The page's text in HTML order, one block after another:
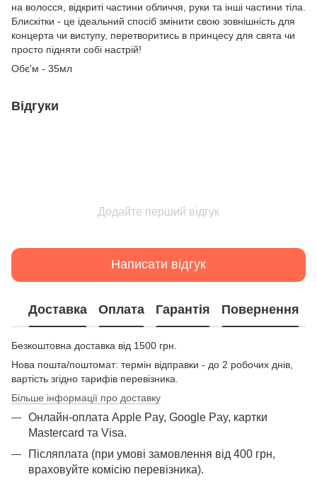
на волосся, відкриті частини обличчя, руки та інші частини тіла.
Блискітки - це ідеальний спосіб змінити свою зовнішність для
концерта чи виступу, перетворитись в принцесу для свята чи
просто підняти собі настрій!
Обє'м - 35мл
Відгуки
Додайте перший відгук
Написати відгук
Доставка Оплата Гарантія Повернення
Безкоштовна доставка від 1500 грн.
Нова пошта/поштомат: термін відправки - до 2 робочих днів,
вартість згідно тарифів перевізника.
Більше інформації про доставку
Онлайн-оплата Apple Pay, Google Pay, картки
Mastercard та Visа.
Післяплата (при умові замовлення від 400 грн,
враховуйте комісію перевізника).